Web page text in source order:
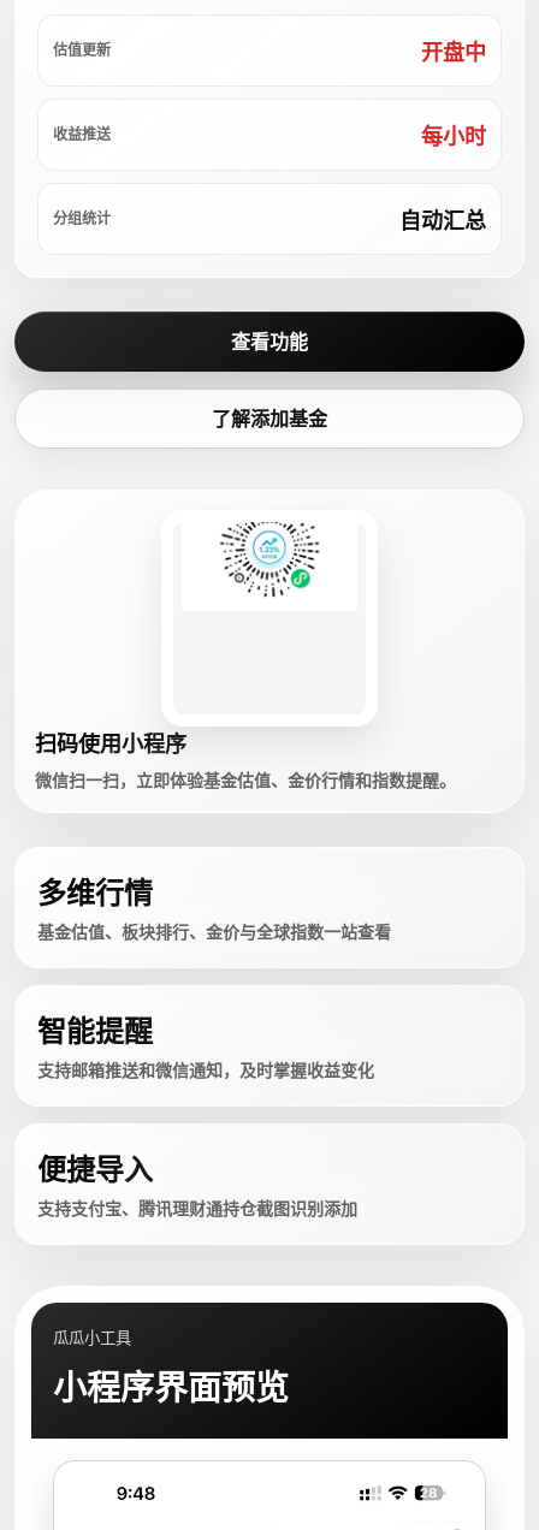
估值更新 开盘中
收益推送 每小时
分组统计 自动汇总
查看功能
了解添加基金
扫码使用小程序
微信扫一扫，立即体验基金估值、金价行情和指数提醒。
多维行情
基金估值、板块排行、金价与全球指数一站查看
智能提醒
支持邮箱推送和微信通知，及时掌握收益变化
便捷导入
支持支付宝、腾讯理财通持仓截图识别添加
瓜瓜小工具
小程序界面预览